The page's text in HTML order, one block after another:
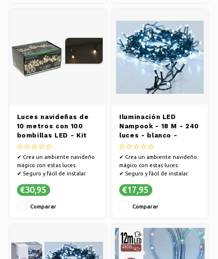
Luces navideñas de
10 metros con 100
bombillas LED - Kit
básico - Blanco
cálido
✔ Crea un ambiente navideño
mágico con estas luces.
✔ Seguro y fácil de instalar.
cualquier estancia.
€30,95
Comparar
Iluminación LED
Nampook - 18 M - 240
luces - blanco -
exterior
✔ Crea un ambiente navideño
mágico con estas luces.
✔ Seguro y fácil de instalar.
cualquier estancia.
€17,95
Comparar